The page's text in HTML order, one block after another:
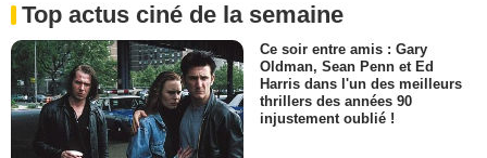
Top actus ciné de la semaine
Ce soir entre amis : Gary
Oldman, Sean Penn et Ed
Harris dans l'un des meilleurs
thrillers des années 90
injustement oublié !